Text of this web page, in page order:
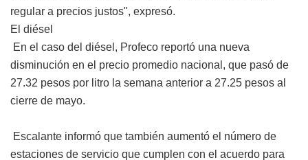
regular a precios justos", expresó.
El diésel
En el caso del diésel, Profeco reportó una nueva
disminución en el precio promedio nacional, que pasó de
27.32 pesos por litro la semana anterior a 27.25 pesos al
cierre de mayo.
Escalante informó que también aumentó el número de
estaciones de servicio que cumplen con el acuerdo para